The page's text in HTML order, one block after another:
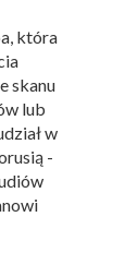
która
skanu
lub
w
-